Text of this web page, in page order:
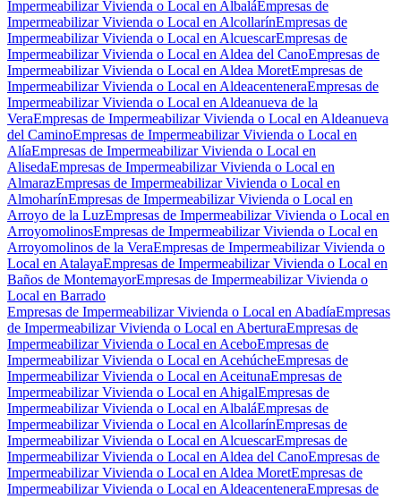
Impermeabilizar Vivienda o Local en AlbaláEmpresas de
Impermeabilizar Vivienda o Local en AlcollarínEmpresas de
Impermeabilizar Vivienda o Local en AlcuescarEmpresas de
Impermeabilizar Vivienda o Local en Aldea del CanoEmpresas de
Impermeabilizar Vivienda o Local en Aldea MoretEmpresas de
Impermeabilizar Vivienda o Local en AldeacenteneraEmpresas de
Impermeabilizar Vivienda o Local en Aldeanueva de la
VeraEmpresas de Impermeabilizar Vivienda o Local en Aldeanueva
del CaminoEmpresas de Impermeabilizar Vivienda o Local en
AlíaEmpresas de Impermeabilizar Vivienda o Local en
AlisedaEmpresas de Impermeabilizar Vivienda o Local en
AlmarazEmpresas de Impermeabilizar Vivienda o Local en
AlmoharínEmpresas de Impermeabilizar Vivienda o Local en
Arroyo de la LuzEmpresas de Impermeabilizar Vivienda o Local en
ArroyomolinosEmpresas de Impermeabilizar Vivienda o Local en
Arroyomolinos de la VeraEmpresas de Impermeabilizar Vivienda o
Local en AtalayaEmpresas de Impermeabilizar Vivienda o Local en
Baños de MontemayorEmpresas de Impermeabilizar Vivienda o
Local en Barrado
Empresas de Impermeabilizar Vivienda o Local en AbadíaEmpresas
de Impermeabilizar Vivienda o Local en AberturaEmpresas de
Impermeabilizar Vivienda o Local en AceboEmpresas de
Impermeabilizar Vivienda o Local en AcehúcheEmpresas de
Impermeabilizar Vivienda o Local en AceitunaEmpresas de
Impermeabilizar Vivienda o Local en AhigalEmpresas de
Impermeabilizar Vivienda o Local en AlbaláEmpresas de
Impermeabilizar Vivienda o Local en AlcollarínEmpresas de
Impermeabilizar Vivienda o Local en AlcuescarEmpresas de
Impermeabilizar Vivienda o Local en Aldea del CanoEmpresas de
Impermeabilizar Vivienda o Local en Aldea MoretEmpresas de
Impermeabilizar Vivienda o Local en AldeacenteneraEmpresas de